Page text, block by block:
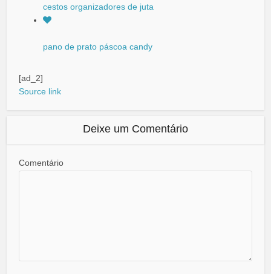
cestos organizadores de juta
pano de prato páscoa candy
[ad_2]
Source link
Deixe um Comentário
Comentário